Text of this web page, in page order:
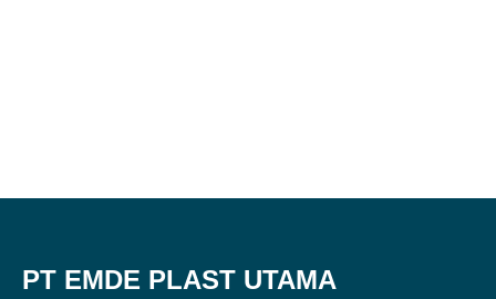
PT EMDE PLAST UTAMA